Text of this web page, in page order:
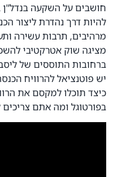
חושבים על השקעה בנדל"ן
להיות דרך נהדרת ליצור
מרהיבים, תרבות עשירה
מציגה שוק אטרקטיבי
ברחובות התוססים של
יש פוטנציאל להרוויח
כיצד תוכלו למקסם את
בפורטוגל ומה אתם